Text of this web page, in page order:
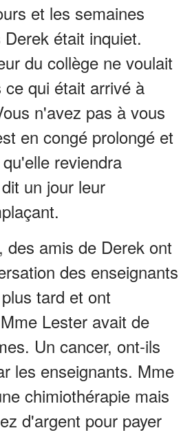
et les semaines
était inquiet.
du collège ne voulait
qui était arrivé à
n'avez pas à vous
en congé prolongé et
reviendra
un jour leur
des amis de Derek ont
des enseignants
tard et ont
Lester avait de
Un cancer, ont-ils
les enseignants. Mme
chimiothérapie mais
d'argent pour payer